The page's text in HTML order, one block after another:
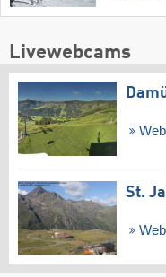
Livewebcams
St.